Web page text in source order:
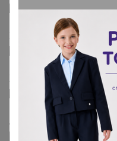
Хоста белоокаймленная
Хоста вздутая
Ауреум Макулата